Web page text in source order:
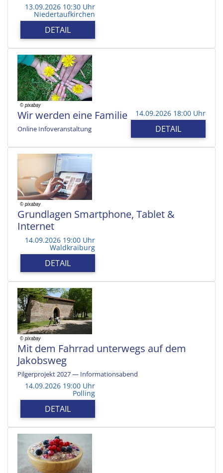
13.09.2026 10:30 Uhr
Niedertaufkirchen
DETAIL
Wir werden eine Familie
Online Infoveranstaltung
14.09.2026 18:00 Uhr
DETAIL
Grundlagen Smartphone, Tablet &
Internet
14.09.2026 19:00 Uhr
Waldkraiburg
DETAIL
Mit dem Fahrrad unterwegs auf dem
Jakobsweg
Pilgerprojekt 2027 — Informationsabend
14.09.2026 19:00 Uhr
Polling
DETAIL